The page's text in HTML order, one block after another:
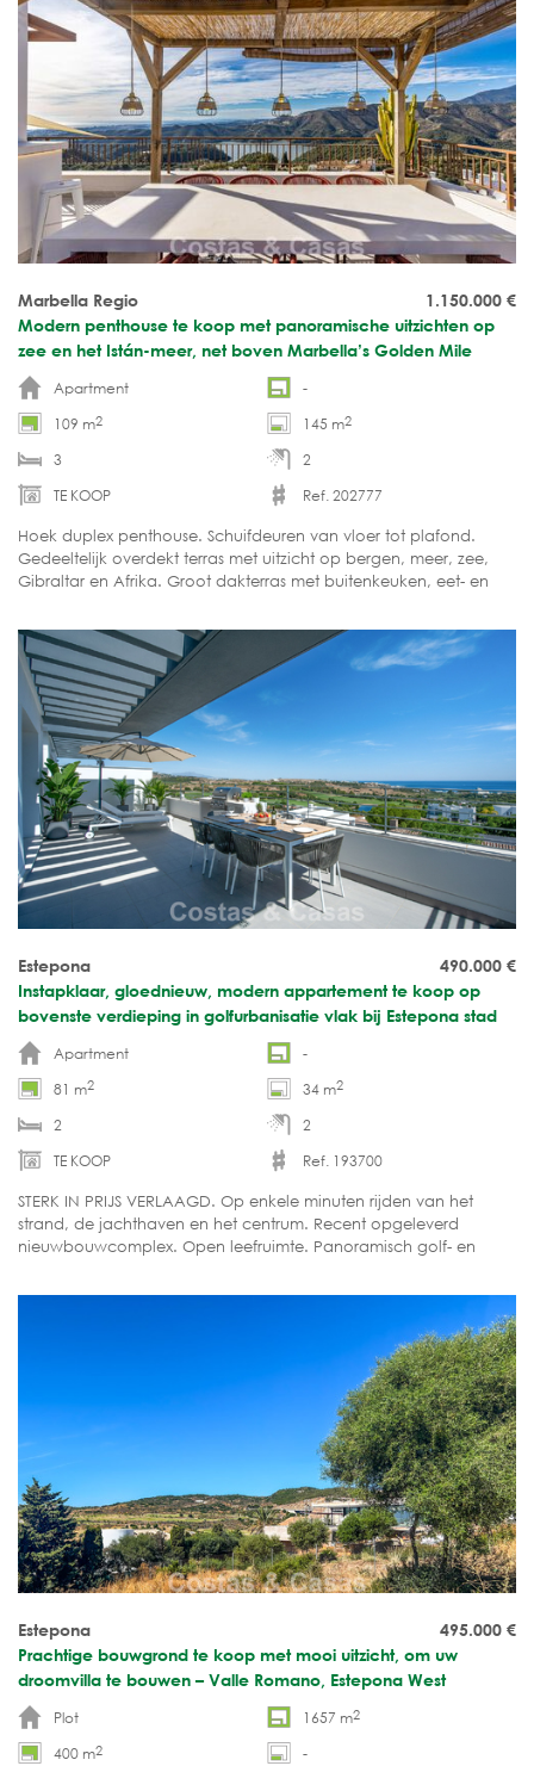
1.150.000 €
Marbella Regio
Modern penthouse te koop met panoramische uitzichten op
zee en het Istán-meer, net boven Marbella’s Golden Mile
Apartment
-
109 m2 145 m2
3
2
TE KOOP
Ref. 202777
Hoek duplex penthouse. Schuifdeuren van vloer tot plafond.
Gedeeltelijk overdekt terras met uitzicht op bergen, meer, zee,
Gibraltar en Afrika. Groot dakterras met buitenkeuken, eet- en
stijl.
490.000 €
Estepona
Instapklaar, gloednieuw, modern appartement te koop op
bovenste verdieping in golfurbanisatie vlak bij Estepona stad
Apartment
-
81 m2 34 m2
2
2
TE KOOP
Ref. 193700
STERK IN PRIJS VERLAAGD. Op enkele minuten rijden van het
strand, de jachthaven en het centrum. Recent opgeleverd
nieuwbouwcomplex. Open leefruimte. Panoramisch golf- en
495.000 €
Estepona
Prachtige bouwgrond te koop met mooi uitzicht, om uw
droomvilla te bouwen – Valle Romano, Estepona West
Plot
1657 m2
400 m2
-